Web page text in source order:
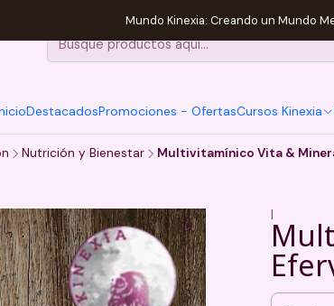
DestacadosPromociones - OfertasCursos Kinexia
Mundo Kinexia: Creando un Mundo
Nutrición y Bienestar Multivitamínico Vita &
|